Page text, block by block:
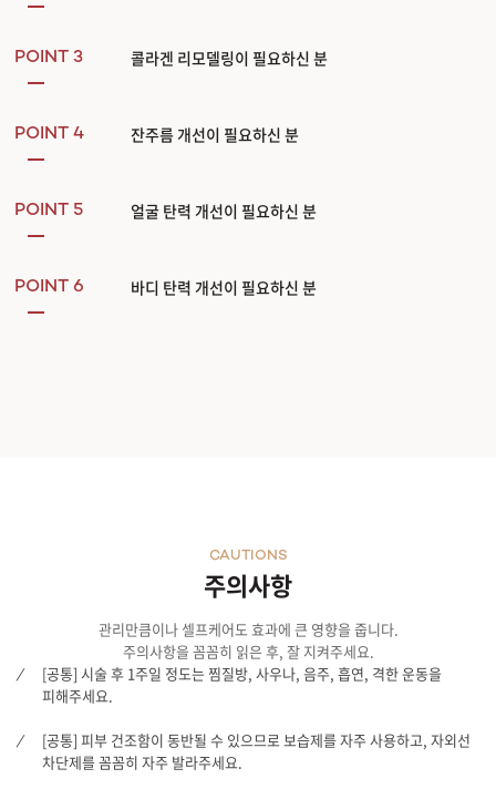
POINT 3 콜라겐 리모델링이 필요하신 분
POINT 4 잔주름 개선이 필요하신 분
POINT 5 얼굴 탄력 개선이 필요하신 분
POINT 6 바디 탄력 개선이 필요하신 분
주의사항
CAUTIONS
관리만큼이나 셀프케어도 효과에 큰 영향을 줍니다.
주의사항을 꼼꼼히 읽은 후, 잘 지켜주세요.
[공통] 시술 후 1주일 정도는 찜질방, 사우나, 음주, 흡연, 격한 운동을
피해주세요.
[공통] 피부 건조함이 동반될 수 있으므로 보습제를 자주 사용하고, 자외선
차단제를 꼼꼼히 자주 발라주세요.